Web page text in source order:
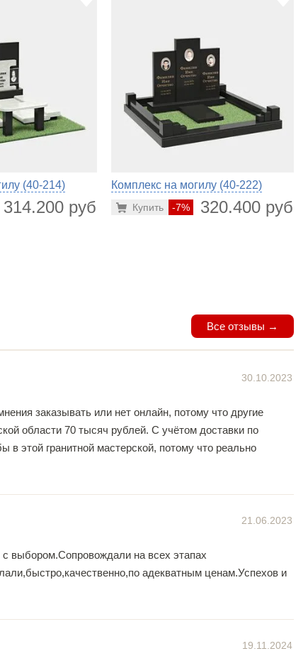
(40-214)
314.200 руб.
Комплекс на могилу (40-222)
-7% 320.400 руб.
Купить
Все отзывы →
30.10.2023
заказывать или нет онлайн, потому что другие
области 70 тысяч рублей. С учётом доставки по
этой гранитной мастерской, потому что реально
21.06.2023
выбором.Сопровождали на всех этапах
адекватным ценам.Успехов и
19.11.2024